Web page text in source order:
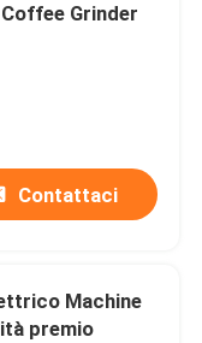
Grinder
Contattaci
Machine
premio